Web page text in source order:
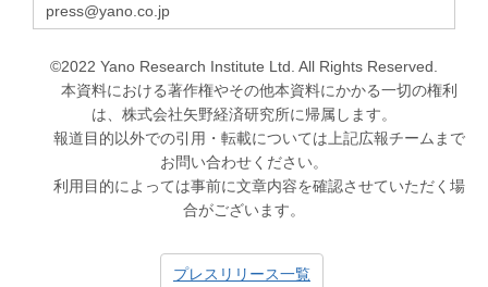
press@yano.co.jp
©2022 Yano Research Institute Ltd. All Rights Reserved.
本資料における著作権やその他本資料にかかる一切の権利
は、株式会社矢野経済研究所に帰属します。
報道目的以外での引用・転載については上記広報チームまで
お問い合わせください。
利用目的によっては事前に文章内容を確認させていただく場
合がございます。
プレスリリース一覧